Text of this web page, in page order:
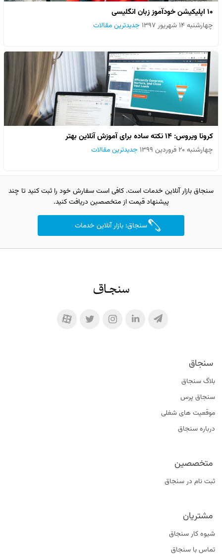
۱۰ اپلیکیشن خودآموز زبان انگلیسی
چهارشنبه ۱۴ شهریور ۱۳۹۷ جدیدترین مقالات
کرونا ویروس: ۱۴ نکته ساده برای آموزش آنلاین بهتر
چهارشنبه ۲۰ فروردین ۱۳۹۹ جدیدترین مقالات
سنجاق بازار آنلاین خدمات است. کافی است سفارش خود را ثبت کنید تا چند
پیشنهاد قیمت از متخصصین دریافت کنید.
سنجاق: بازار آنلاین خدمات
سنجاق
بلاگ سنجاق
سنجاق پرس
موقعیت‌ های شغلی
درباره سنجاق
متخصصین
ثبت نام در سنجاق
مشتریان
شیوه کار سنجاق
تماس با سنجاق